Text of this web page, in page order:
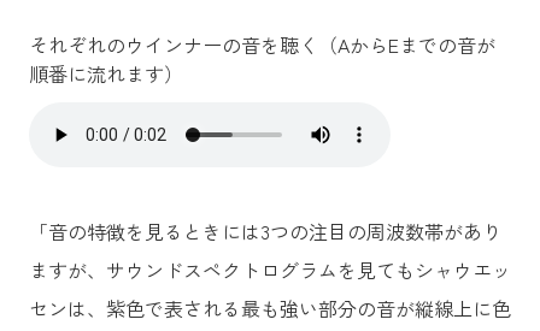
それぞれのウインナーの音を聴く（AからEまでの音が
順番に流れます）
「音の特徴を見るときには3つの注目の周波数帯があり
ますが、サウンドスペクトログラムを見てもシャウエッ
センは、紫色で表される最も強い部分の音が縦線上に色